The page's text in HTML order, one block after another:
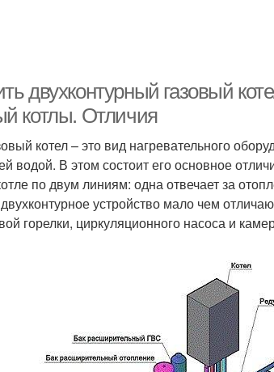
двухконтурный газовый
котлы. Отличия
котел – это вид нагревательного
водой. В этом состоит его основное
по двум линиям: одна отвечает за
устройство мало чем
горелки, циркуляционного насоса и